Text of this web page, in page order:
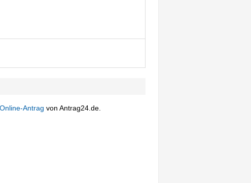
Online-Antrag von Antrag24.de.